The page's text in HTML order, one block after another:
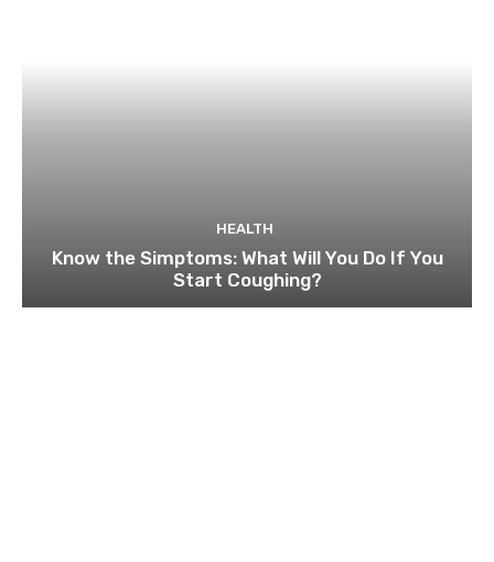
HEALTH
Know the Simptoms: What Will You Do If You
Start Coughing?